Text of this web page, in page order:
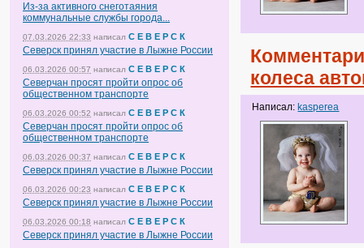
Из-за активного снеготаяния
коммунальные службы города...
07.03.2026 22:33 написал С Е В Е Р С К
Северск принял участие в Лыжне России
06.03.2026 00:57 написал С Е В Е Р С К
Северчан просят пройти опрос об
общественном транспорте
06.03.2026 00:52 написал С Е В Е Р С К
Северчан просят пройти опрос об
общественном транспорте
06.03.2026 00:37 написал С Е В Е Р С К
Северск принял участие в Лыжне России
06.03.2026 00:23 написал С Е В Е Р С К
Северск принял участие в Лыжне России
06.03.2026 00:18 написал С Е В Е Р С К
Северск принял участие в Лыжне России
колеса
Написал: kasperea